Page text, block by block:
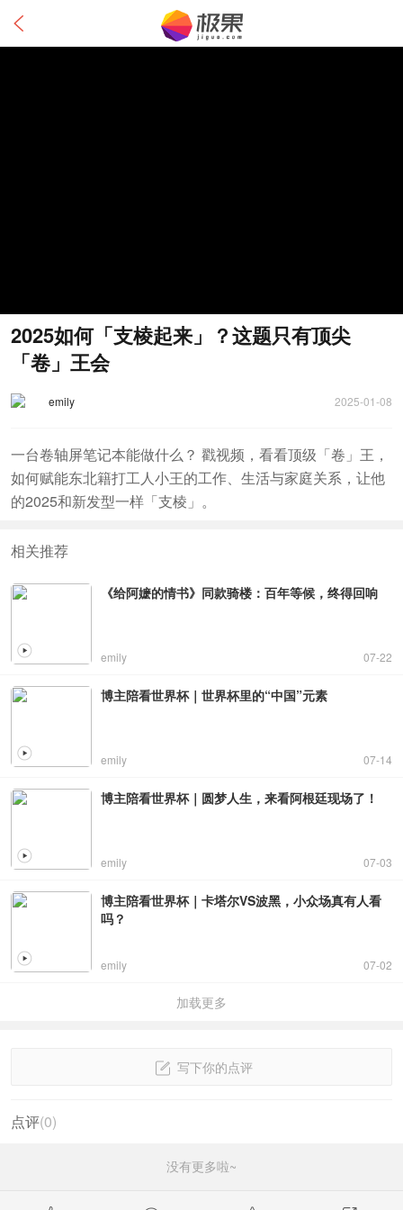
2025如何「支棱起来」？这题只有顶尖
「卷」王会
emily 2025-01-08
一台卷轴屏笔记本能做什么？ 戳视频，看看顶级「卷」王，
如何赋能东北籍打工人小王的工作、生活与家庭关系，让他
的2025和新发型一样「支棱」。
相关推荐
《给阿嬷的情书》同款骑楼：百年等候，终得回响
emily 07-22
博主陪看世界杯｜世界杯里的“中国”元素
emily 07-14
博主陪看世界杯｜圆梦人生，来看阿根廷现场了！
emily 07-03
博主陪看世界杯｜卡塔尔VS波黑，小众场真有人看
吗？
emily 07-02
加载更多
写下你的点评
点评(0)
没有更多啦~